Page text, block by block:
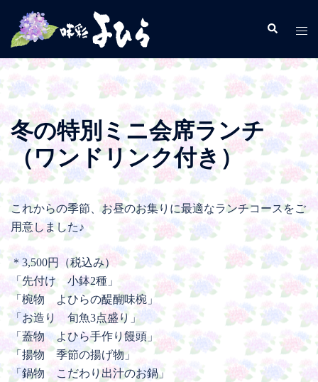
テ
ン
ツ
へ
キ
ッ
検
ト
ル
ニ
ュ
冬の特別ミニ会席ランチ
（ワンドリンク付き）
これからの季節、お昼のお集りに最適なランチコースをご
用意しました♪
＊3,500円（税込み）
「先付け 小鉢2種」
「椀物 よひらの醍醐味椀」
「お造り 旬魚3点盛り」
「蓋物 よひら手作り饅頭」
「揚物 季節の揚げ物」
「鍋物 こだわり出汁のお鍋」